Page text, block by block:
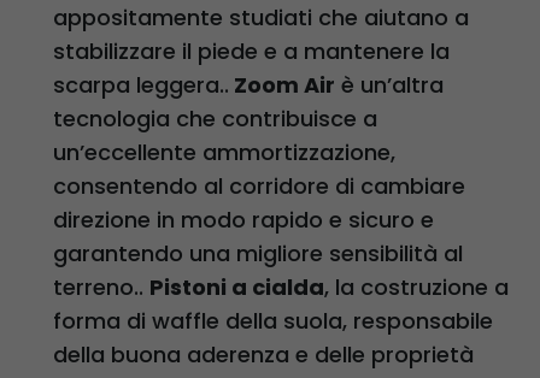
appositamente studiati che aiutano a
stabilizzare il piede e a mantenere la
scarpa leggera.. Zoom Air è un’altra
tecnologia che contribuisce a
un’eccellente ammortizzazione,
consentendo al corridore di cambiare
direzione in modo rapido e sicuro e
garantendo una migliore sensibilità al
terreno.. Pistoni a cialda, la costruzione a
forma di waffle della suola, responsabile
della buona aderenza e delle proprietà